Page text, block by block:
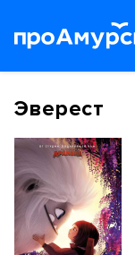
Эверест